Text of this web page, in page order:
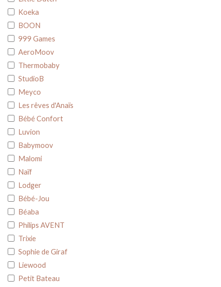
Koeka
BOON
999 Games
AeroMoov
Thermobaby
StudioB
Meyco
Les rêves d'Anaïs
Bébé Confort
Luvion
Babymoov
Malomi
Naïf
Lodger
Bébé-Jou
Béaba
Philips AVENT
Trixie
Sophie de Giraf
Liewood
Petit Bateau